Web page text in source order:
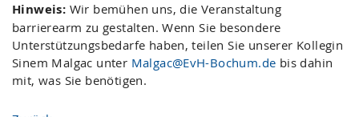
Hinweis: Wir bemühen uns, die Veranstaltung
barrierearm zu gestalten. Wenn Sie besondere
Unterstützungsbedarfe haben, teilen Sie unserer Kollegin
Sinem Malgac unter Malgac@EvH-Bochum.de bis dahin
mit, was Sie benötigen.